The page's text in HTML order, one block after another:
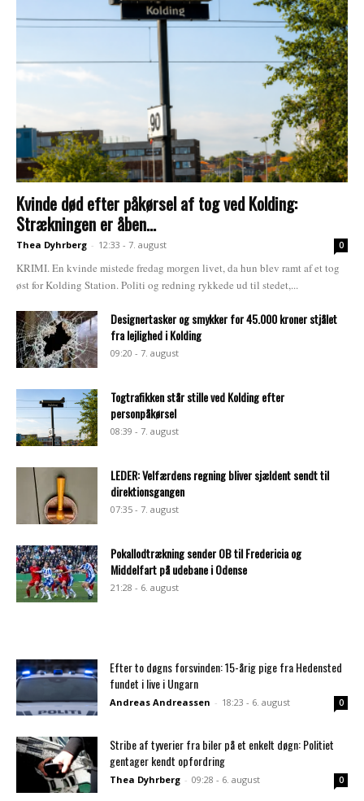
Kvinde død efter påkørsel af tog ved Kolding:
Strækningen er åben...
Thea Dyhrberg - 12:33 - 7. august 0
KRIMI. En kvinde mistede fredag morgen livet, da hun blev ramt af et tog
øst for Kolding Station. Politi og redning rykkede ud til stedet,...
Designertasker og smykker for 45.000 kroner stjålet
fra lejlighed i Kolding
09:20 - 7. august
Togtrafikken står stille ved Kolding efter
personpåkørsel
08:39 - 7. august
LEDER: Velfærdens regning bliver sjældent sendt til
direktionsgangen
07:35 - 7. august
Pokallodtrækning sender OB til Fredericia og
Middelfart på udebane i Odense
21:28 - 6. august
Efter to døgns forsvinden: 15-årig pige fra Hedensted
fundet i live i Ungarn
Andreas Andreassen - 18:23 - 6. august 0
Stribe af tyverier fra biler på et enkelt døgn: Politiet
gentager kendt opfordring
Thea Dyhrberg - 09:28 - 6. august 0